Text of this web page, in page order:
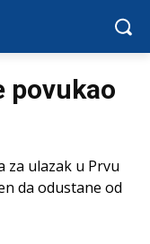
povukao
za ulazak u Prvu
da odustane od